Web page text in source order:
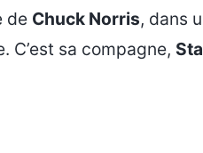
de Chuck Norris, dans
sa compagne,